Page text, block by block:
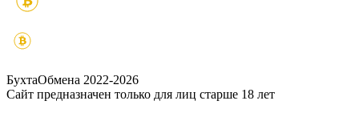
БухтаОбмена 2022-2026
Сайт предназначен только для лиц старше 18 лет